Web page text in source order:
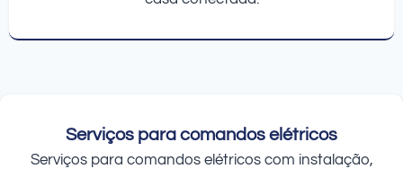
Serviços para comandos elétricos
Serviços para comandos elétricos com instalação,